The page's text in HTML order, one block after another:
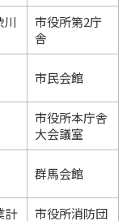
川
市役所第2庁
舎
市民会館
市役所本庁舎
大会議室
群馬会館
計 市役所消防団